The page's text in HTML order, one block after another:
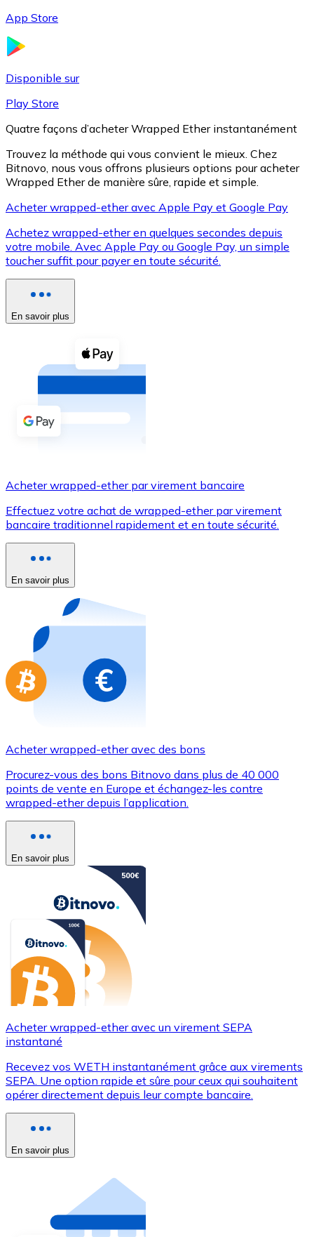
XRP
XRP
Voir toutes
Coupons crypto
Achetez des cryptomonnaies en espèces et d'autres
Acheter avec espèces
Virement SEPA
Utilisez les cartes Visa et Mastercard pour acheter
Acheter avec carte
Nouveau
Achetez des cartes-cadeaux de vos marques
Aller à la boutique de cartes-cadeaux
App Store
Disponible sur
Play Store
Quatre façons d’acheter Wrapped Ether instantanément
Trouvez la méthode qui vous convient le mieux. Chez
Bitnovo, nous vous offrons plusieurs options pour acheter
Wrapped Ether de manière sûre, rapide et simple.
Acheter wrapped-ether avec Apple Pay et Google Pay
Achetez wrapped-ether en quelques secondes depuis
votre mobile. Avec Apple Pay ou Google Pay, un simple
toucher suffit pour payer en toute sécurité.
En savoir plus
Acheter wrapped-ether par virement bancaire
Effectuez votre achat de wrapped-ether par virement
bancaire traditionnel rapidement et en toute sécurité.
En savoir plus
Acheter wrapped-ether avec des bons
Procurez-vous des bons Bitnovo dans plus de 40 000
points de vente en Europe et échangez-les contre
wrapped-ether depuis l’application.
En savoir plus
Acheter wrapped-ether avec un virement SEPA
instantané
Recevez vos WETH instantanément grâce aux virements
SEPA. Une option rapide et sûre pour ceux qui souhaitent
opérer directement depuis leur compte bancaire.
En savoir plus